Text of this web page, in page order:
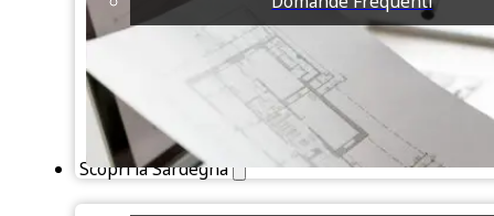
Scopri la Sardegna